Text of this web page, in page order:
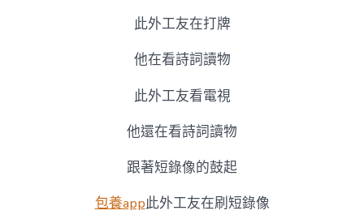
此外工友在打牌
他在看詩詞讀物
此外工友看電視
他還在看詩詞讀物
跟著短錄像的鼓起
包養app此外工友在刷短錄像